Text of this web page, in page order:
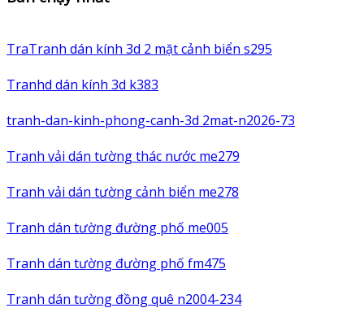
TraTranh dán kính 3d 2 mặt cảnh biển s295
Tranhd dán kính 3d k383
tranh-dan-kinh-phong-canh-3d 2mat-n2026-73
Tranh vải dán tường thác nước me279
Tranh vải dán tường cảnh biển me278
Tranh dán tường đường phố me005
Tranh dán tường đường phố fm475
Tranh dán tường đồng quê n2004-234